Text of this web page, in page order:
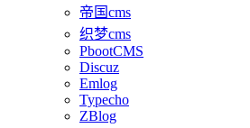
帝国cms
织梦cms
PbootCMS
Discuz
Emlog
Typecho
ZBlog